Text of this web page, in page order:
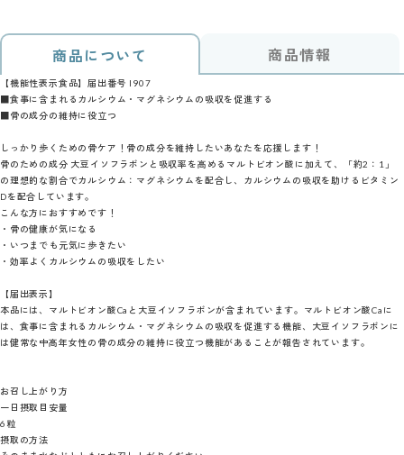
商品について 商品情報
【機能性表示食品】届出番号 I907
■食事に含まれるカルシウム・マグネシウムの吸収を促進する
■骨の成分の維持に役立つ
しっかり歩くための骨ケア！骨の成分を維持したいあなたを応援します！
骨のための成分 大豆イソフラボンと吸収率を高めるマルトビオン酸に加えて、「約2：1」
の理想的な割合でカルシウム：マグネシウムを配合し、カルシウムの吸収を助けるビタミン
Dを配合しています。
こんな方におすすめです！
・骨の健康が気になる
・いつまでも元気に歩きたい
・効率よくカルシウムの吸収をしたい
【届出表示】
本品には、マルトビオン酸Caと大豆イソフラボンが含まれています。マルトビオン酸Caに
は、食事に含まれるカルシウム・マグネシウムの吸収を促進する機能、大豆イソフラボンに
は健常な中高年女性の骨の成分の維持に役立つ機能があることが報告されています。
お召し上がり方
一日摂取目安量
6粒
摂取の方法